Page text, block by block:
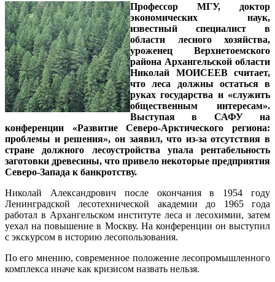
Профессор МГУ, доктор
экономических наук,
известный специалист в
области лесного хозяйства,
уроженец Верхнетоемского
района Архангельской области
Николай МОИСЕЕВ считает,
что леса должны остаться в
руках государства и «служить
общественным интересам».
Выступая в САФУ на
конференции «Развитие Северо-Арктического региона:
проблемы и решения», он заявил, что из-за отсутствия в
стране должного лесоустройства упала рентабельность
заготовки древесины, что привело некоторые предприятия
Северо-Запада к банкротству.
Николай Александрович после окончания в 1954 году
Ленинградской лесотехнической академии до 1965 года
работал в Архангельском институте леса и лесохимии, затем
уехал на повышение в Москву. На конференции он выступил
с экскурсом в историю лесопользования.
По его мнению, современное положение лесопромышленного
комплекса иначе как кризисом назвать нельзя.